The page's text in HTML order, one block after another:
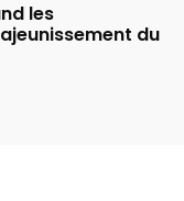
les
du